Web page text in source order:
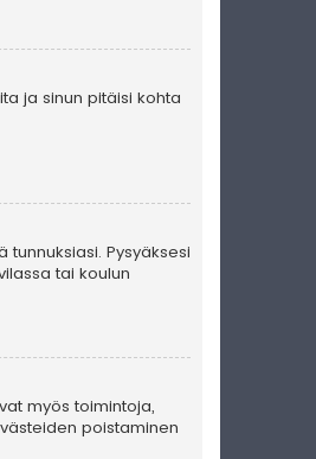
ja sinun pitäisi kohta
Pysyäksesi
tai koulun
myös toimintoja,
poistaminen